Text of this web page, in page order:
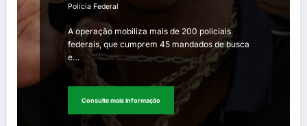
Polícia Federal
A operação mobiliza mais de 200 policiais
federais, que cumprem 45 mandados de busca
e…
Consulte mais informação